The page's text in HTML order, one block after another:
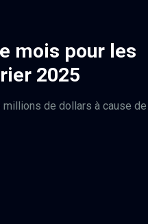
mois pour les
2025
de dollars à cause de